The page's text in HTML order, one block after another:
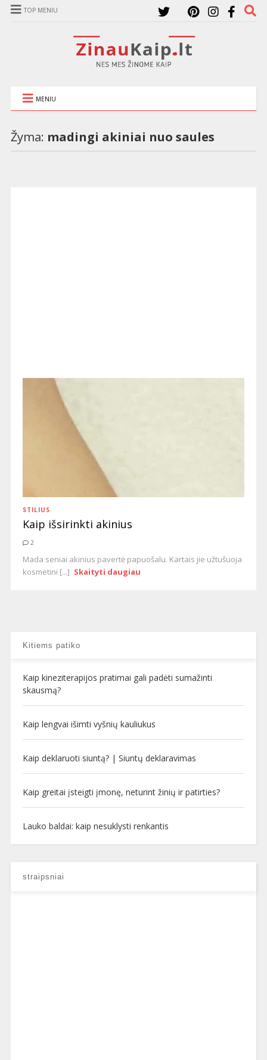
TOP MENIU
MENIU
Žyma: madingi akiniai nuo saules
STILIUS
Kaip išsirinkti akinius
2
Mada seniai akinius pavertė papuošalu. Kartais jie užtušuoja
kosmetini [...] Skaityti daugiau
Kitiems patiko
Kaip kineziterapijos pratimai gali padėti sumažinti
skausmą?
Kaip lengvai išimti vyšnių kauliukus
Kaip deklaruoti siuntą? | Siuntų deklaravimas
Kaip greitai įsteigti įmonę, neturint žinių ir patirties?
Lauko baldai: kaip nesuklysti renkantis
straipsniai